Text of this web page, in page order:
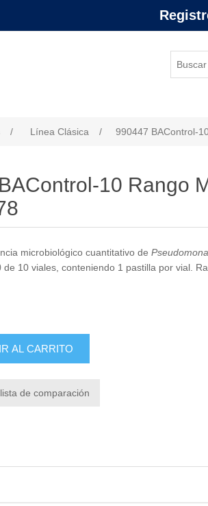
/ Línea Clásica / 990447 BAControl-
10 Rango
microbiológico cuantitativo de
de 10 viales, conteniendo 1 pastilla por vial.
AL CARRITO
de comparación